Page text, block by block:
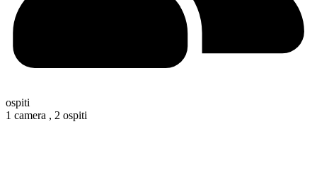
ospiti
1 camera , 2 ospiti